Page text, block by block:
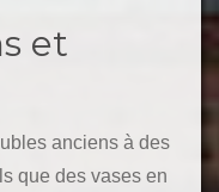
et
anciens à des
que des vases en